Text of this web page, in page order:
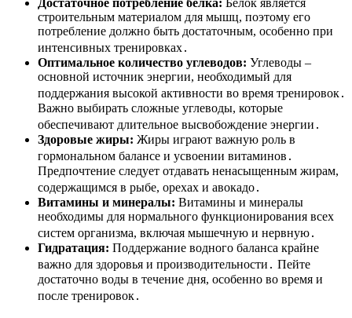
Достаточное потребление белка: Белок является
строительным материалом для мышц, поэтому его
потребление должно быть достаточным, особенно при
интенсивных тренировках․
Оптимальное количество углеводов: Углеводы –
основной источник энергии, необходимый для
поддержания высокой активности во время тренировок․
Важно выбирать сложные углеводы, которые
обеспечивают длительное высвобождение энергии․
Здоровые жиры: Жиры играют важную роль в
гормональном балансе и усвоении витаминов․
Предпочтение следует отдавать ненасыщенным жирам,
содержащимся в рыбе, орехах и авокадо․
Витамины и минералы: Витамины и минералы
необходимы для нормального функционирования всех
систем организма, включая мышечную и нервную․
Гидратация: Поддержание водного баланса крайне
важно для здоровья и производительности․ Пейте
достаточно воды в течение дня, особенно во время и
после тренировок․